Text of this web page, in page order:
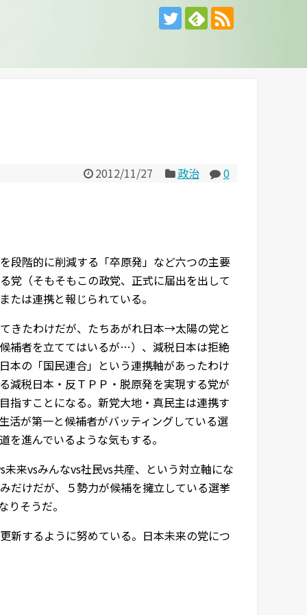
2012/11/27 政治
0
段階的に削減する「卒原発」など六つの主要
党（そもそもこの政党、正式に届出を出して
は連携と報じられている。
きたわけだが、たちあがれ日本→太陽の党と
補者を立ててはいるが…）、減税日本は拒絶
本の「国民連合」という連携軸があったわけ
減税日本・反ＴＰＰ・脱原発を実現する党が
指すことになる。新党大地・真民主は連携す
活が第一と候補者がバッティングしている選
進んでいるような気もする。
来vsみんなvs社民vs共産、という対立軸にな
だけだが、５勢力が候補を擁立している選挙
そうだ。
新するように努めている。日本未来の党につ